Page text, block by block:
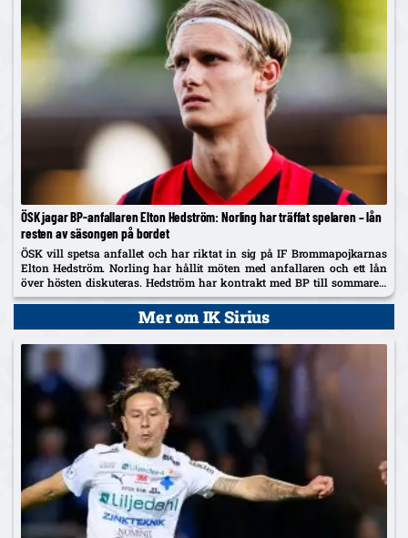
ÖSK jagar BP-anfallaren Elton Hedström: Norling har träffat spelaren – lån
resten av säsongen på bordet
ÖSK vill spetsa anfallet och har riktat in sig på IF Brommapojkarnas
Elton Hedström. Norling har hållit möten med anfallaren och ett lån
över hösten diskuteras. Hedström har kontrakt med BP till sommaren
2029 och uppges även vara på radarn...
Mer om IK Sirius